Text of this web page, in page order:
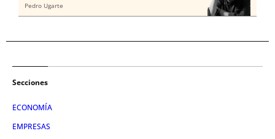
Pedro Ugarte
Secciones
ECONOMÍA
EMPRESAS